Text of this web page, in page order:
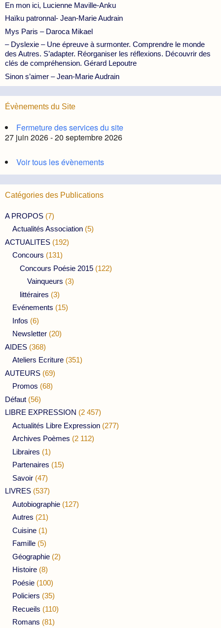
En mon ici, Lucienne Maville-Anku
Haïku patronnal- Jean-Marie Audrain
Mys Paris – Daroca Mikael
– Dyslexie – Une épreuve à surmonter. Comprendre le monde
des Autres. S’adapter. Réorganiser les réflexions. Découvrir des
clés de compréhension. Gérard Lepoutre
Sinon s’aimer – Jean-Marie Audrain
Évènements du Site
Fermeture des services du site
27 juin 2026 - 20 septembre 2026
Voir tous les évènements
Catégories des Publications
A PROPOS (7)
Actualités Association (5)
ACTUALITES (192)
Concours (131)
Concours Poésie 2015 (122)
Vainqueurs (3)
littéraires (3)
Evénements (15)
Infos (6)
Newsletter (20)
AIDES (368)
Ateliers Ecriture (351)
AUTEURS (69)
Promos (68)
Défaut (56)
LIBRE EXPRESSION (2 457)
Actualités Libre Expression (277)
Archives Poèmes (2 112)
Libraires (1)
Partenaires (15)
Savoir (47)
LIVRES (537)
Autobiographie (127)
Autres (21)
Cuisine (1)
Famille (5)
Géographie (2)
Histoire (8)
Poésie (100)
Policiers (35)
Recueils (110)
Romans (81)